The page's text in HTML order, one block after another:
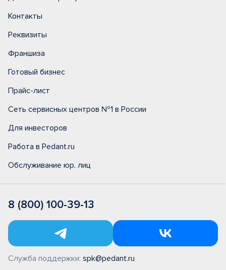
Контакты
Реквизиты
Франшиза
Готовый бизнес
Прайс-лист
Сеть сервисных центров №1 в России
Для инвесторов
Работа в Pedant.ru
Обслуживание юр. лиц
8 (800) 100-39-13
Служба поддержки: spk@pedant.ru